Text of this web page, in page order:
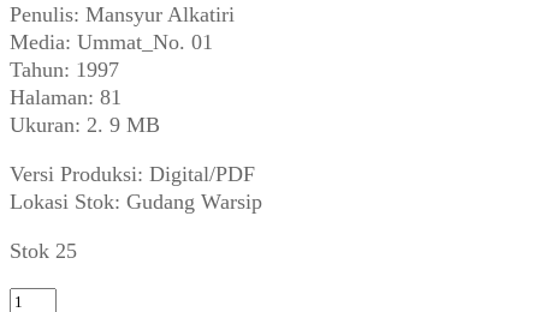
Penulis: Mansyur Alkatiri
Media: Ummat_No. 01
Tahun: 1997
Halaman: 81
Ukuran: 2. 9 MB
Versi Produksi: Digital/PDF
Lokasi Stok: Gudang Warsip
Stok 25
Kuantitas